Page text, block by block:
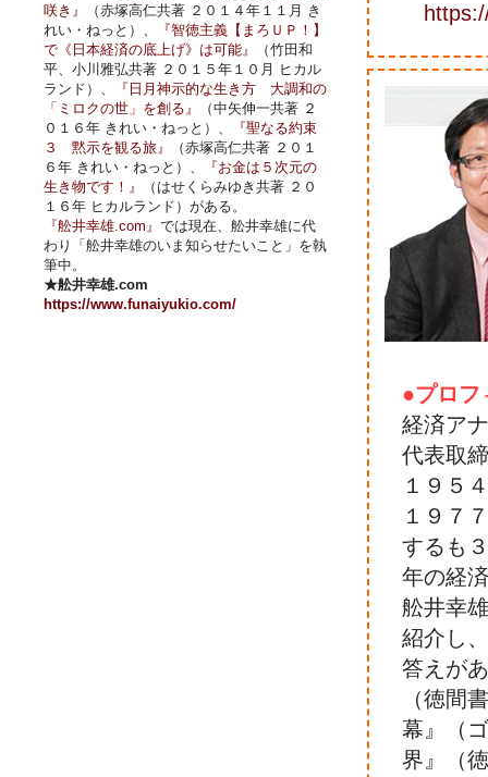
●プロフ
経済ア
代表取
１９５
１９７
するも
年の経
舩井幸
紹介し
答えが
（徳間
幕』（
界』（
咲き』
（赤塚高仁共著 ２０１４年１１月 き
れい・ねっと）、
『智徳主義【まろＵＰ！】
で《日本経済の底上げ》は可能』
（竹田和
平、小川雅弘共著 ２０１５年１０月 ヒカル
ランド）、
『日月神示的な生き方 大調和の
「ミロクの世」を創る』
（中矢伸一共著 ２
０１６年 きれい・ねっと）、
『聖なる約束
３ 黙示を観る旅』
（赤塚高仁共著 ２０１
６年 きれい・ねっと）、
『お金は５次元の
生き物です！』
（はせくらみゆき共著 ２０
１６年 ヒカルランド）がある。
『舩井幸雄.com』 では現在、舩井幸雄に代
わり「舩井幸雄のいま知らせたいこと」を執
筆中。
★舩井幸雄.com
https://www.funaiyukio.com/